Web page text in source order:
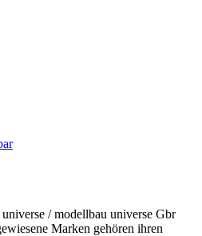
/ modellbau universe Gbr
Marken gehören ihren